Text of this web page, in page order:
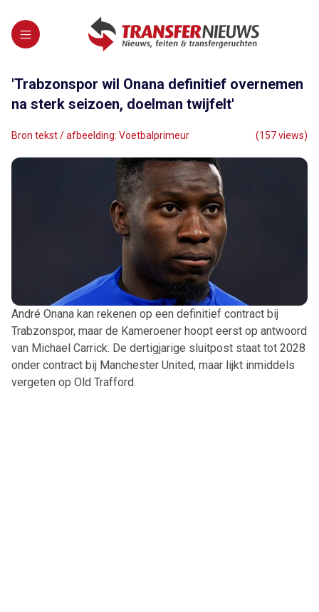
'Trabzonspor wil Onana definitief overnemen
na sterk seizoen, doelman twijfelt'
Bron tekst / afbeelding: Voetbalprimeur (157 views)
André Onana kan rekenen op een definitief contract bij
Trabzonspor, maar de Kameroener hoopt eerst op antwoord
van Michael Carrick. De dertigjarige sluitpost staat tot 2028
onder contract bij Manchester United, maar lijkt inmiddels
vergeten op Old Trafford.